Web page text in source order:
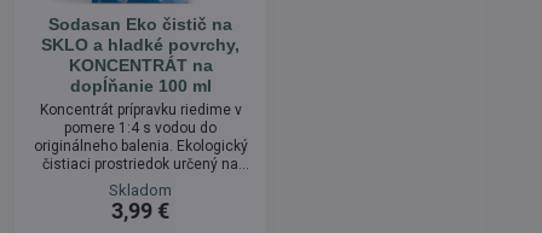
Sodasan Eko čistič na
SKLO a hladké povrchy,
KONCENTRÁT na
dopĺňanie 100 ml
Koncentrát prípravku riedime v
pomere 1:4 s vodou do
originálneho balenia. Ekologický
čistiaci prostriedok určený na
čistenie skla a hladkých
povrchov. Rýchle a jednoduché
čistenie všetkých sklenených
Skladom
3,99 €